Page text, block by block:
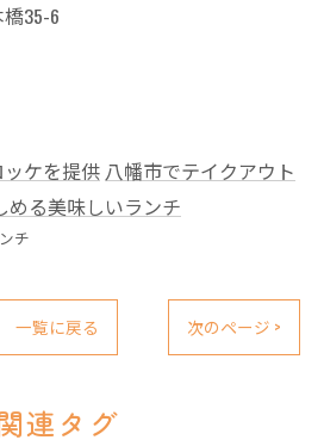
35-6
ケを提供 八幡市でテイクアウト
める美味しいランチ
チ
一覧に戻る 次のページ >
連タグ